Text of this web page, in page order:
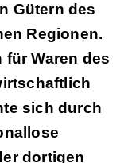
Gütern des
Regionen.
Waren des
sich durch
dortigen